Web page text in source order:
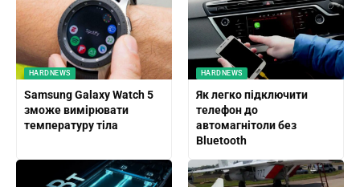
HARDNEWS
Samsung Galaxy Watch 5
зможе вимірювати
температуру тіла
HARDNEWS
Як легко підключити
телефон до
автомагнітоли без
Bluetooth